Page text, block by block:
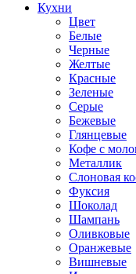
Кухни
Цвет
Белые
Черные
Желтые
Красные
Зеленые
Серые
Бежевые
Глянцевые
Кофе с
Металлик
Слоновая
Фуксия
Шоколад
Шампань
Оливковые
Оранжевые
Вишневые